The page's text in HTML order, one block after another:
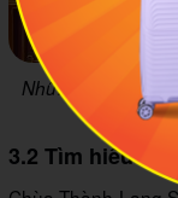
Những họa tiết
mắt.
3.2 Tìm hiểu